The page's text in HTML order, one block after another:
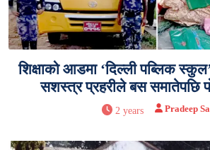
शिक्षाको आडमा ‘दिल्ली पब्लिक
सशस्त्र प्रहरीले बस समातेपछि
2 years Pradeep